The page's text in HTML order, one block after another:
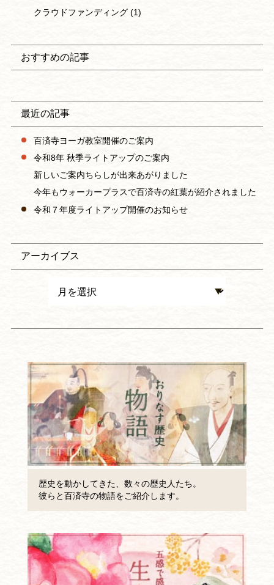
クラウドファンディング (1)
おすすめの記事
最近の記事
百済寺ヨーガ教室開催のご案内
令和8年 秋季ライトアップのご案内
新しいご案内ちらしが出来あがりました
今年もウォーカープラスで百済寺の紅葉が紹介されました
令和７年度ライトアップ開催のお知らせ
アーカイブス
歴史を動かしてきた、数々の歴史人たち。
彼らと百済寺の物語をご紹介します。